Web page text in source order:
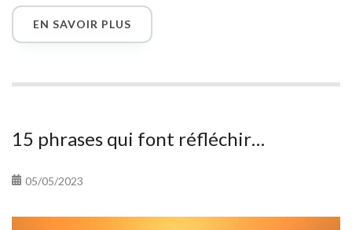
fort, pourtant au moment de les traduire à l’écrit : rien ne
sort…
EN SAVOIR PLUS
15 phrases qui font réfléchir…
05/05/2023